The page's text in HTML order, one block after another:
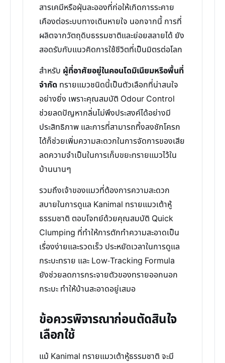
สารเคมีหรือฝุ่นละอองที่ก่อให้เกิดการระคาย
เคืองต่อระบบทางเดินหายใจ นอกจากนี้ การที่
ผลิตจากวัตถุดิบธรรมชาติและย่อยสลายได้ ยัง
สอดรับกับแนวคิดการใช้ชีวิตที่เป็นมิตรต่อโลก
สำหรับ ผู้ที่อาศัยอยู่ในคอนโดมิเนียมหรือพื้นที่
จำกัด ทรายแมวชนิดนี้เป็นตัวเลือกที่น่าสนใจ
อย่างยิ่ง เพราะคุณสมบัติ Odour Control
ช่วยลดปัญหากลิ่นไม่พึงประสงค์ได้อย่างมี
ประสิทธิภาพ และการที่สามารถทิ้งลงชักโครก
ได้ก็ช่วยเพิ่มความสะดวกในการจัดการของเสีย
ลดความจำเป็นในการเก็บขยะทรายแมวไว้ใน
บ้านนานๆ
รวมถึงเจ้าของแมวที่ต้องการความสะดวก
สบายในการดูแล Kanimal ทรายแมวเต้าหู้
ธรรมชาติ ตอบโจทย์ด้วยคุณสมบัติ Quick
Clumping ที่ทำให้การตักทำความสะอาดเป็น
เรื่องง่ายและรวดเร็ว ประหยัดเวลาในการดูแล
กระบะทราย และ Low-Tracking Formula
ยังช่วยลดการกระจายตัวของทรายออกนอก
กระบะ ทำให้บ้านสะอาดอยู่เสมอ
ข้อควรพิจารณาก่อนตัดสินใจ
เลือกใช้
แม้ Kanimal ทรายแมวเต้าหู้ธรรมชาติ จะมี